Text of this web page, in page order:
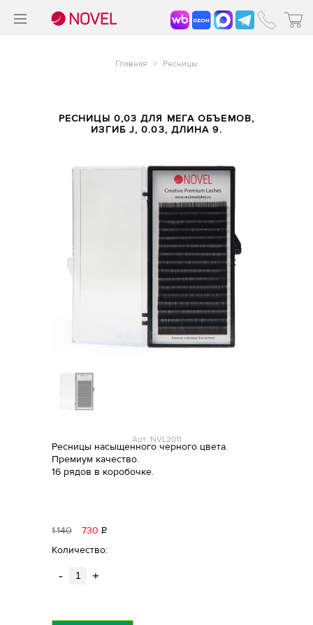
Главная > Ресницы
РЕСНИЦЫ 0,03 ДЛЯ МЕГА ОБЪЕМОВ,
ИЗГИБ J, 0.03, ДЛИНА 9.
Арт: NVL2011
Ресницы насыщенного черного цвета.
Премиум качество.
16 рядов в коробочке.
1140 730 Р
Количество:
- +